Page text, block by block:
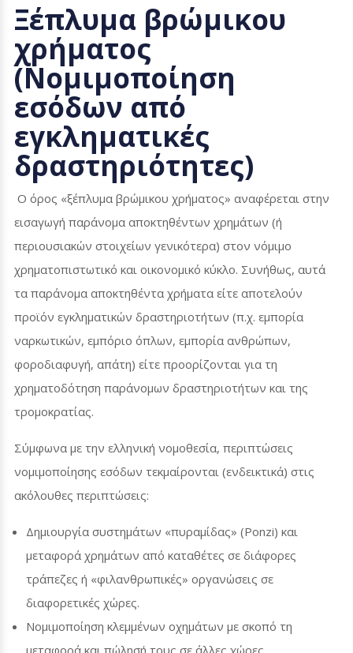
Ξέπλυμα βρώμικου
χρήματος
(Νομιμοποίηση
εσόδων από
εγκληματικές
δραστηριότητες)
Ο όρος «ξέπλυμα βρώμικου χρήματος» αναφέρεται στην
εισαγωγή παράνομα αποκτηθέντων χρημάτων (ή
περιουσιακών στοιχείων γενικότερα) στον νόμιμο
χρηματοπιστωτικό και οικονομικό κύκλο. Συνήθως, αυτά
τα παράνομα αποκτηθέντα χρήματα είτε αποτελούν
προϊόν εγκληματικών δραστηριοτήτων (π.χ. εμπορία
ναρκωτικών, εμπόριο όπλων, εμπορία ανθρώπων,
φοροδιαφυγή, απάτη) είτε προορίζονται για τη
χρηματοδότηση παράνομων δραστηριοτήτων και της
τρομοκρατίας.
Σύμφωνα με την ελληνική νομοθεσία, περιπτώσεις
νομιμοποίησης εσόδων τεκμαίρονται (ενδεικτικά) στις
ακόλουθες περιπτώσεις:
Δημιουργία συστημάτων «πυραμίδας» (Ponzi) και
μεταφορά χρημάτων από καταθέτες σε διάφορες
τράπεζες ή «φιλανθρωπικές» οργανώσεις σε
διαφορετικές χώρες.
Νομιμοποίηση κλεμμένων οχημάτων με σκοπό τη